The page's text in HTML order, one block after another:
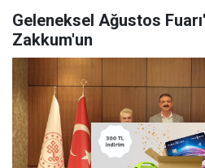
Geleneksel Ağustos
Zakkum'un